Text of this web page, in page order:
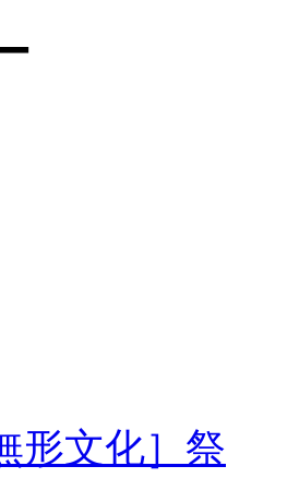
形文化］祭